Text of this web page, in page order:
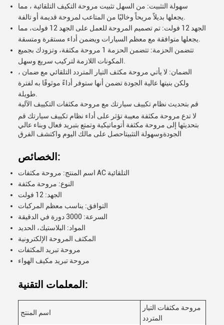
سهولة التثبيت: من السهل تثبيت مروحة التكيف التلقائية ، مما
الجهد 12 فولت: تم تصميم المروحة للعمل على الجهد 12 فولت، مما
تتضمن الحزمة: تتضمن الحزمة 1 مروحة مكثفة، وتزودك بجميع
الضمان: لا يأتي مروحة مكثف التيار المتردد التلقائي مع ضمان ،
ولكن بنيتها عالية الجودة تضمن أنها ستوفر أداءً موثوقًا به لفترة
قم بتحديث نظام تكييف سيارتك مع مروحة مكثفات التكييف الآلية
لا تدع مروحة مكثفة معيبة تؤثر على أداء نظام تكييف سيارتك قم
بتحديثها إلى مروحة مكثفة أتوماتيكية وتمتع بتبريد فعال وبناء عالي
الجودةوسهولة التثبيتاحصل على مالك اليوم واكتشف الفرق
الخصائص:
اسم المنتج: مروحة مكثفات AC التلقائية
النوع: مروحة مكثفة
الجهد: 12 فولت
التوافق: يناسب معظم المركبات
السرعة: 3000 دورة في الدقيقة
المواد: البلاستيك، الحديد
المكثف المروحة الإلكترونية
مروحة تبريد المكثفات
مروحة تبريد مكيف الهواء
المعلمات التقنية:
اسم المنتج
مروحة مكثفات التيار
المتردد